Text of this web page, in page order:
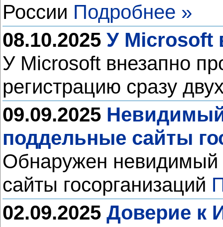
России Подробнее »
08.10.2025 У Microsoft
У Microsoft внезапно
регистрацию сразу
09.09.2025
поддельные сайты
Обнаружен невидимый
сайты госорганизаций
02.09.2025 Доверие к